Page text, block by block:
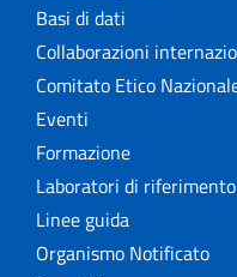
Basi di dati
Collaborazioni
Comitato Etico
Eventi
Formazione
Laboratori di riferimento
Linee guida
Organismo Notificato